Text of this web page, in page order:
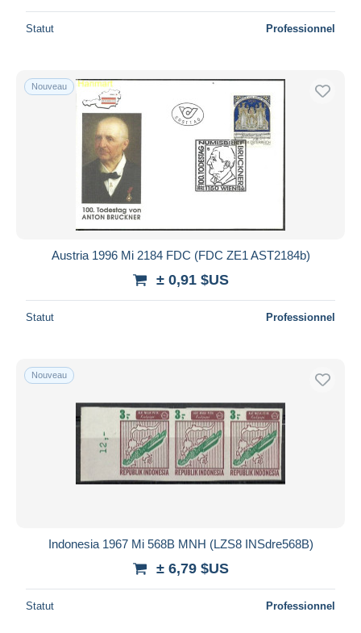
Statut Professionnel
Nouveau
Austria 1996 Mi 2184 FDC (FDC ZE1 AST2184b)
± 0,91 $US
Statut Professionnel
Nouveau
Indonesia 1967 Mi 568B MNH (LZS8 INSdre568B)
± 6,79 $US
Statut Professionnel